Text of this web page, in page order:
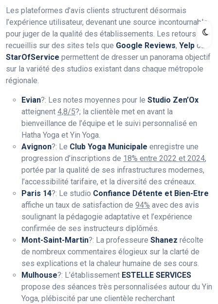
Les plateformes d’avis clients structurent désormais
l’expérience utilisateur, devenant une source incontournable
pour juger de la qualité des établissements. Les retours
recueillis sur des sites tels que Google Reviews, Yelp ou
StarOfService permettent de dresser un panorama objectif
sur la variété des studios existant dans chaque métropole
régionale.
Evian?: Les notes moyennes pour le Studio Zen’Ox
atteignent 4,8/5?; la clientèle met en avant la
bienveillance de l’équipe et le suivi personnalisé en
Hatha Yoga et Yin Yoga.
Avignon?: Le Club Yoga Municipale enregistre une
progression d’inscriptions de 18% entre 2022 et 2024,
portée par la qualité de ses infrastructures modernes,
l’accessibilité tarifaire, et la diversité des créneaux.
Paris 14?: Le studio Confiance Détente et Bien-Etre
affiche un taux de satisfaction de 94% avec des avis
soulignant la pédagogie adaptative et l’expérience
confirmée de ses instructeurs diplômés.
Mont-Saint-Martin?: La professeure Shanez récolte
de nombreux commentaires élogieux sur la clarté de
ses explications et la chaleur humaine de ses cours.
Mulhouse?: L’établissement ESTELLE SERVICES
propose des séances très personnalisées autour du Yin
Yoga, plébiscité par une clientèle recherchant